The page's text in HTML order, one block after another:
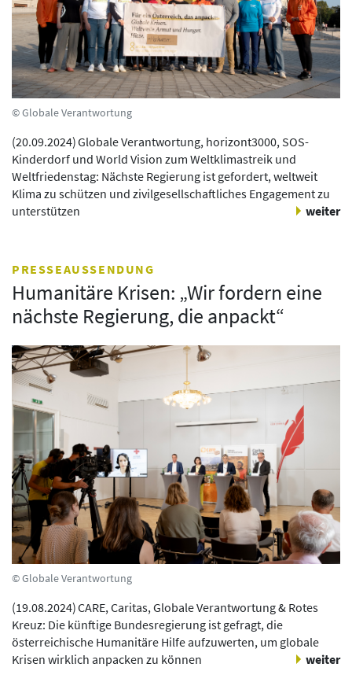
© Globale Verantwortung
(20.09.2024)Globale Verantwortung, horizont3000, SOS-
Kinderdorf und World Vision zum Weltklimastreik und
Weltfriedenstag: Nächste Regierung ist gefordert, weltweit
Klima zu schützen und zivilgesellschaftliches Engagement zu
unterstützen
weiter
PRESSEAUSSENDUNG
Humanitäre Krisen: „Wir fordern eine
nächste Regierung, die anpackt“
© Globale Verantwortung
(19.08.2024)CARE, Caritas, Globale Verantwortung & Rotes
Kreuz: Die künftige Bundesregierung ist gefragt, die
österreichische Humanitäre Hilfe aufzuwerten, um globale
Krisen wirklich anpacken zu können
weiter